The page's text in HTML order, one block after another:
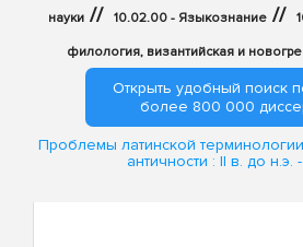
науки // 10.02.00 - Языкознание //
филология, византийская и
Открыть удобный поиск
более 800 000
Проблемы латинской
античности : II в. до н.э.